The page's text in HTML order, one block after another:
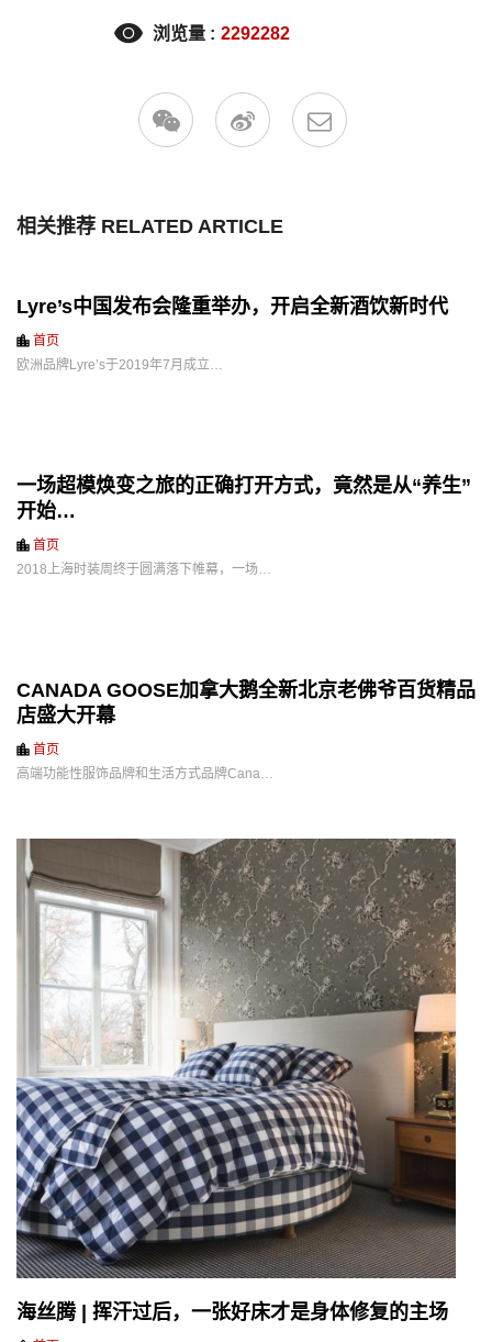
浏览量 : 2292282
相关推荐 RELATED ARTICLE
Lyre’s中国发布会隆重举办，开启全新酒饮新时代
首页
欧洲品牌Lyre’s于2019年7月成立…
一场超模焕变之旅的正确打开方式，竟然是从“养生”
开始…
首页
2018上海时装周终于圆满落下帷幕，一场…
CANADA GOOSE加拿大鹅全新北京老佛爷百货精品
店盛大开幕
首页
高端功能性服饰品牌和生活方式品牌Cana…
海丝腾 | 挥汗过后，一张好床才是身体修复的主场